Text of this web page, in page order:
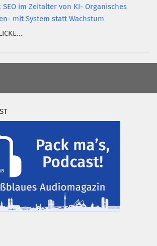
SEO im Zeitalter von KI- Organisches
mit System statt Wachstum